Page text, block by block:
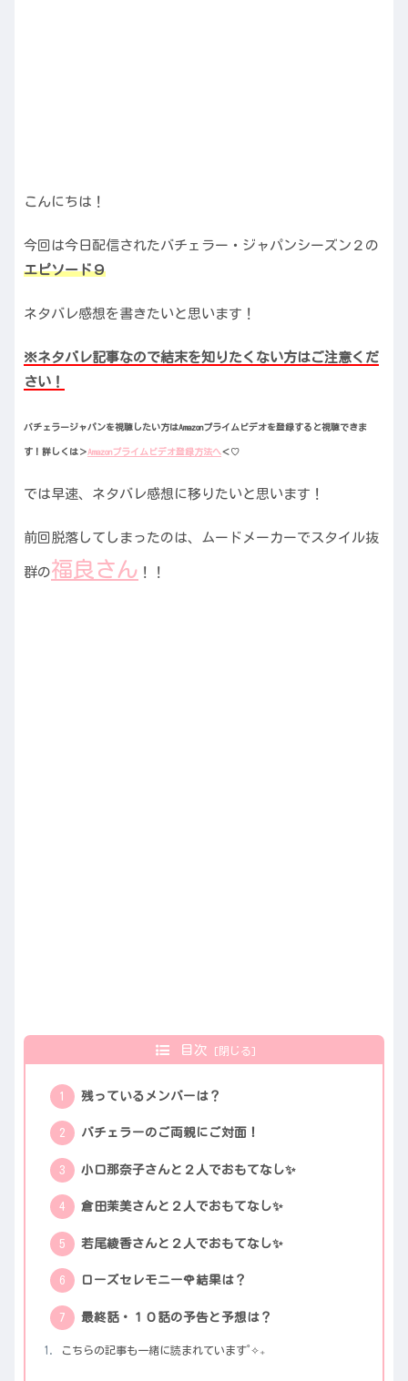
こんにちは！
今回は今日配信されたバチェラー・ジャパンシーズン２の
エピソード９
ネタバレ感想を書きたいと思います！
※ネタバレ記事なので結末を知りたくない方はご注意くだ
さい！
バチェラージャパンを視聴したい方はAmazonプライムビデオを登録すると視聴できま
す！ 詳しくは＞Amazonプライムビデオ登録方法へ＜♡
では早速、ネタバレ感想に移りたいと思います！
前回脱落してしまったのは、ムードメーカーでスタイル抜
群の福良さん ！！
目次
残っているメンバーは？
バチェラーのご両親にご対面！
小口那奈子さんと２人でおもてなし✨
倉田茉美さんと２人でおもてなし✨
若尾綾香さんと２人でおもてなし✨
ローズセレモニー🌹結果は？
最終話・１０話の予告と予想は？
こちらの記事も一緒に読まれています˚✧₊